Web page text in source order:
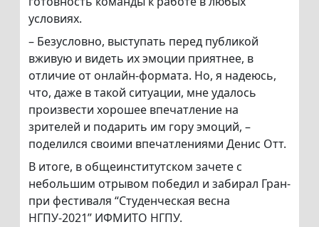
условиях.
– Безусловно, выступать перед публикой
вживую и видеть их эмоции приятнее, в
отличие от онлайн-формата. Но, я надеюсь,
что, даже в такой ситуации, мне удалось
произвести хорошее впечатление на
зрителей и подарить им гору эмоций, –
поделился своими впечатлениями Денис Отт.
В итоге, в общеинститутском зачете с
небольшим отрывом победил и забирал Гран-
при фестиваля “Студенческая весна
НГПУ-2021” ИФМИТО НГПУ.